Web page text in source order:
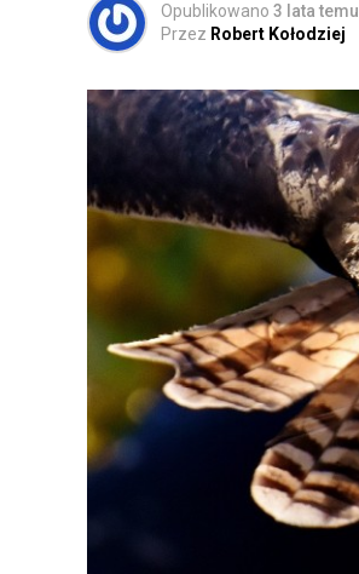
Opublikowano 3 lata temu
Przez Robert Kołodziej